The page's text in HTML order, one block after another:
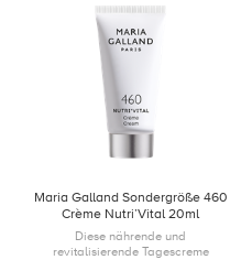
Maria Galland Sondergröße 460
Crème Nutri’Vital 20ml
Diese nährende und
revitalisierende Tagescreme